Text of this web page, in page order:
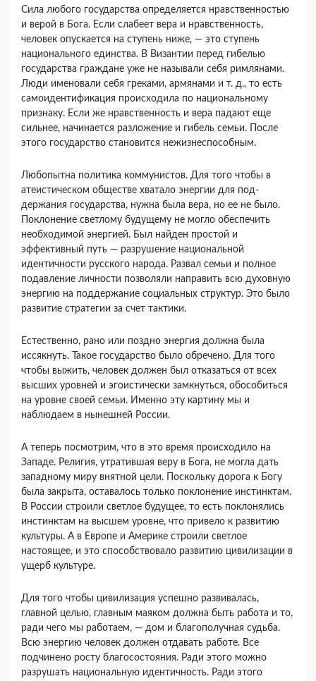
Сила любого государства определяется нравст­венностью
и верой в Бога. Если слабеет вера и нрав­ственность,
человек опускается на ступень ниже, — это ступень
национального единства. В Византии перед гибелью
государства граждане уже не называ­ли себя римлянами.
Люди именовали себя греками, армянами и т. д., то есть
самоидентификация проис­ходила по национальному
признаку. Если же нрав­ственность и вера падают еще
сильнее, начинается разложение и гибель семьи. После
этого государство становится нежизнеспособным.
Любопытна политика коммунистов. Для того чтобы в
атеистическом обществе хватало энергии для под­
держания государства, нужна была вера, но ее не было.
Поклонение светлому будущему не могло обес­печить
необходимой энергией. Был найден простой и
эффективный путь — разрушение национальной
идентичности русского народа. Развал семьи и полное
подавление личности позволяли направить всю духов­ную
энергию на поддержание социальных структур. Это было
развитие стратегии за счет тактики.
Естественно, рано или поздно энергия должна была
иссякнуть. Такое государство было обречено. Для того
чтобы выжить, человек должен был отка­заться от всех
высших уровней и эгоистически зам­кнуться, обособиться
на уровне своей семьи. Имен­но эту картину мы и
наблюдаем в нынешней России.
А теперь посмотрим, что в это время происходило на
Западе. Религия, утратившая веру в Бога, не могла дать
западному миру внятной цели. Поскольку дорога к Богу
была закрыта, оставалось только поклонение инстинктам.
В России строили светлое будущее, то есть поклонялись
инстинктам на высшем уровне, что привело к развитию
культуры. А в Европе и Америке строили светлое
настоящее, и это способствовало раз­витию цивилизации в
ущерб культуре.
Для того чтобы цивилизация успешно развива­лась,
главной целью, главным маяком должна быть работа и то,
ради чего мы работаем, — дом и благо­получная судьба.
Всю энергию человек должен от­давать работе. Все
подчинено росту благосостояния. Ради этого можно
разрушать национальную иден­тичность. Ради этого